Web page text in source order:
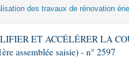
des travaux de rénovation
ET ACCÉLÉRER LA
assemblée saisie) - n° 2597